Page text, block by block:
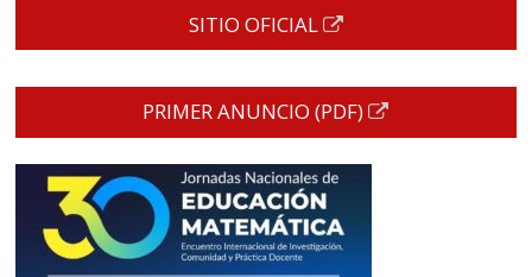
SITIO OFICIAL
PRIMER ANUNCIO (PDF)